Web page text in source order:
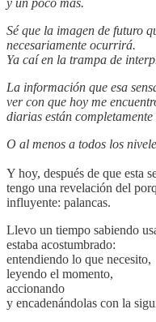
Sé que la imagen de futuro
necesariamente ocurrirá.
Ya caí en la trampa de
La información que esa
ver con que hoy me
diarias están
O al menos a todos los
Y hoy, después de que esta
tengo una revelación del
influyente: palancas.
Llevo un tiempo sabiendo
estaba acostumbrado:
entendiendo lo que necesito,
leyendo el momento,
accionando
y encadenándolas con la